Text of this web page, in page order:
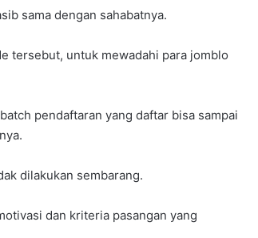
sama dengan sahabatnya.
tersebut, untuk mewadahi para jomblo
pendaftaran yang daftar bisa sampai
dilakukan sembarang.
dan kriteria pasangan yang